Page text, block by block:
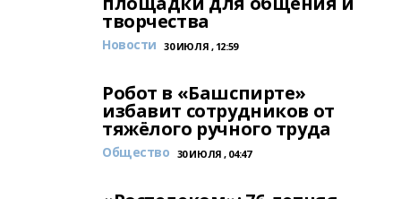
творчества
Новости 30 ИЮЛЯ , 12:59
Робот в «Башспирте»
избавит сотрудников от
тяжёлого ручного труда
Общество 30 ИЮЛЯ , 04:47